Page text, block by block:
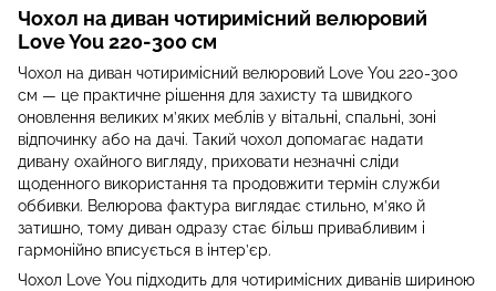
Чохол на диван чотиримісний велюровий
Love You 220-300 см
Чохол на диван чотиримісний велюровий Love You 220-300
см — це практичне рішення для захисту та швидкого
оновлення великих м’яких меблів у вітальні, спальні, зоні
відпочинку або на дачі. Такий чохол допомагає надати
дивану охайного вигляду, приховати незначні сліди
щоденного використання та продовжити термін служби
оббивки. Велюрова фактура виглядає стильно, м’яко й
затишно, тому диван одразу стає більш привабливим і
гармонійно вписується в інтер’єр.
Чохол Love You підходить для чотиримісних диванів шириною